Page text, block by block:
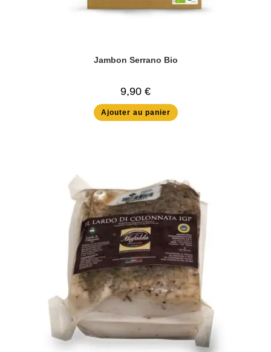
Jambon Serrano Bio
9,90 €
Ajouter au panier